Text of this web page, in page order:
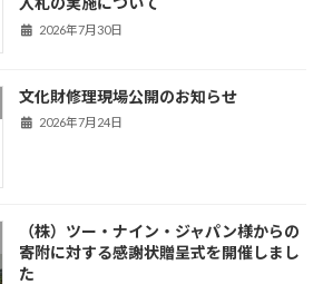
2026年7月30日
文化財修理現場公開のお知らせ
2026年7月24日
（株）ツー・ナイン・ジャパン様からの
寄附に対する感謝状贈呈式を開催しまし
た